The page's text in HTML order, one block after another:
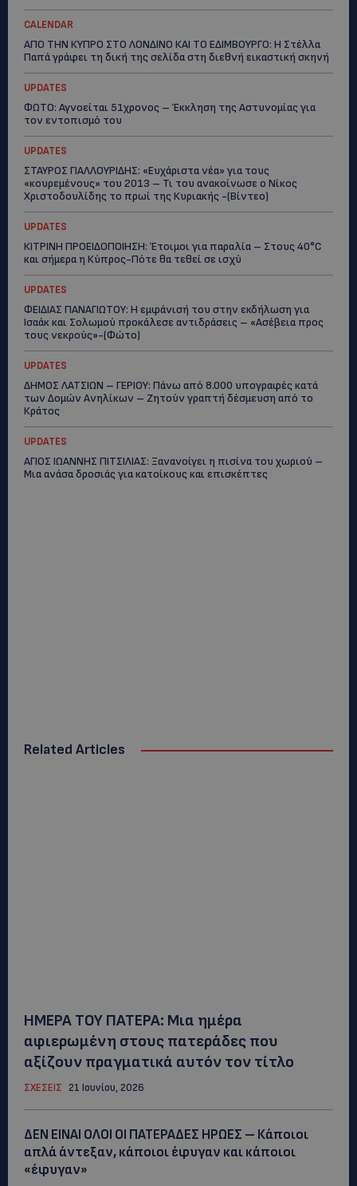
CALENDAR
ΑΠΟ ΤΗΝ ΚΥΠΡΟ ΣΤΟ ΛΟΝΔΙΝΟ ΚΑΙ ΤΟ ΕΔΙΜΒΟΥΡΓΟ: Η Στέλλα
Παπά γράφει τη δική της σελίδα στη διεθνή εικαστική σκηνή
UPDATES
ΦΩΤΟ: Αγνοείται 51χρονος – Έκκληση της Αστυνομίας για
τον εντοπισμό του
UPDATES
ΣΤΑΥΡΟΣ ΓΙΑΛΛΟΥΡΙΔΗΣ: «Ευχάριστα νέα» για τους
«κουρεμένους» του 2013 – Τι του ανακοίνωσε ο Νίκος
Χριστοδουλίδης το πρωί της Κυριακής -(Βίντεο)
UPDATES
ΚΙΤΡΙΝΗ ΠΡΟΕΙΔΟΠΟΙΗΣΗ: Έτοιμοι για παραλία – Στους 40°C
και σήμερα η Κύπρος-Πότε θα τεθεί σε ισχύ
UPDATES
ΦΕΙΔΙΑΣ ΠΑΝΑΓΙΩΤΟΥ: Η εμφάνισή του στην εκδήλωση για
Ισαάκ και Σολωμού προκάλεσε αντιδράσεις – «Ασέβεια προς
τους νεκρούς»-(Φώτο)
UPDATES
ΔΗΜΟΣ ΛΑΤΣΙΩΝ – ΓΕΡΙΟΥ: Πάνω από 8.000 υπογραφές κατά
των Δομών Ανηλίκων – Ζητούν γραπτή δέσμευση από το
Κράτος
UPDATES
ΑΓΙΟΣ ΙΩΑΝΝΗΣ ΠΙΤΣΙΛΙΑΣ: Ξανανοίγει η πισίνα του χωριού –
Μια ανάσα δροσιάς για κατοίκους και επισκέπτες
Related Articles
ΗΜΕΡΑ ΤΟΥ ΠΑΤΕΡΑ: Μια ημέρα
αφιερωμένη στους πατεράδες που
αξίζουν πραγματικά αυτόν τον τίτλο
ΣΧΕΣΕΙΣ 21 Ιουνίου, 2026
ΔΕΝ ΕΙΝΑΙ ΟΛΟΙ ΟΙ ΠΑΤΕΡΑΔΕΣ ΗΡΩΕΣ – Κάποιοι
απλά άντεξαν, κάποιοι έφυγαν και κάποιοι
«έφυγαν»